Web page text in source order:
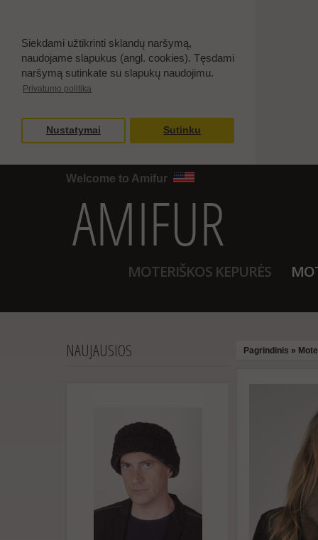
Siekdami užtikrinti sklandų naršymą,
naudojame slapukus (angl. cookies). Tęsdami
naršymą sutinkate su slapukų naudojimu.
Privatumo politika
Nustatymai Sutinku
Welcome to Amifur
MOTERIŠKOS KEPURĖS
NAUJAUSIOS Pagrindinis »